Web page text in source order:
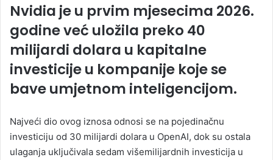
Nvidia je u prvim mjesecima 2026.
godine već uložila preko 40
milijardi dolara u kapitalne
investicije u kompanije koje se
bave umjetnom inteligencijom.
Najveći dio ovog iznosa odnosi se na pojedinačnu
investiciju od 30 milijardi dolara u OpenAI, dok su ostala
ulaganja uključivala sedam višemilijardnih investicija u